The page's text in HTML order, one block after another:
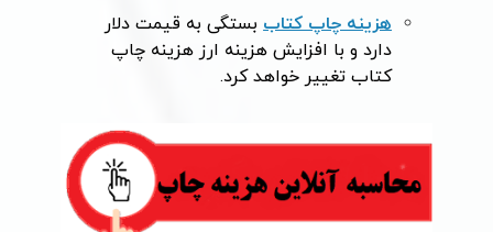
هزینه چاپ کتاببستگی به قیمت دلار
دارد و با افزایش هزینه ارز هزینه چاپ
کتاب تغییر خواهد کرد.